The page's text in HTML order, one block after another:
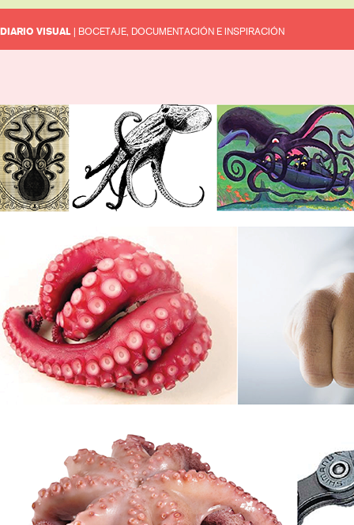
DIARIO VISUAL | BOCETAJE, DOCUMENTACIÓN E INSPIRACIÓN